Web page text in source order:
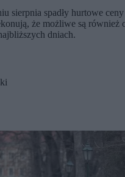
sierpnia spadły hurtowe
że możliwe są również
dniach.